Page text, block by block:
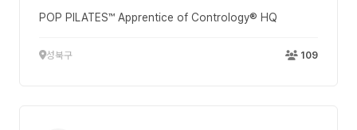
POP PILATES™ Apprentice of Contrology® HQ
성북구 109